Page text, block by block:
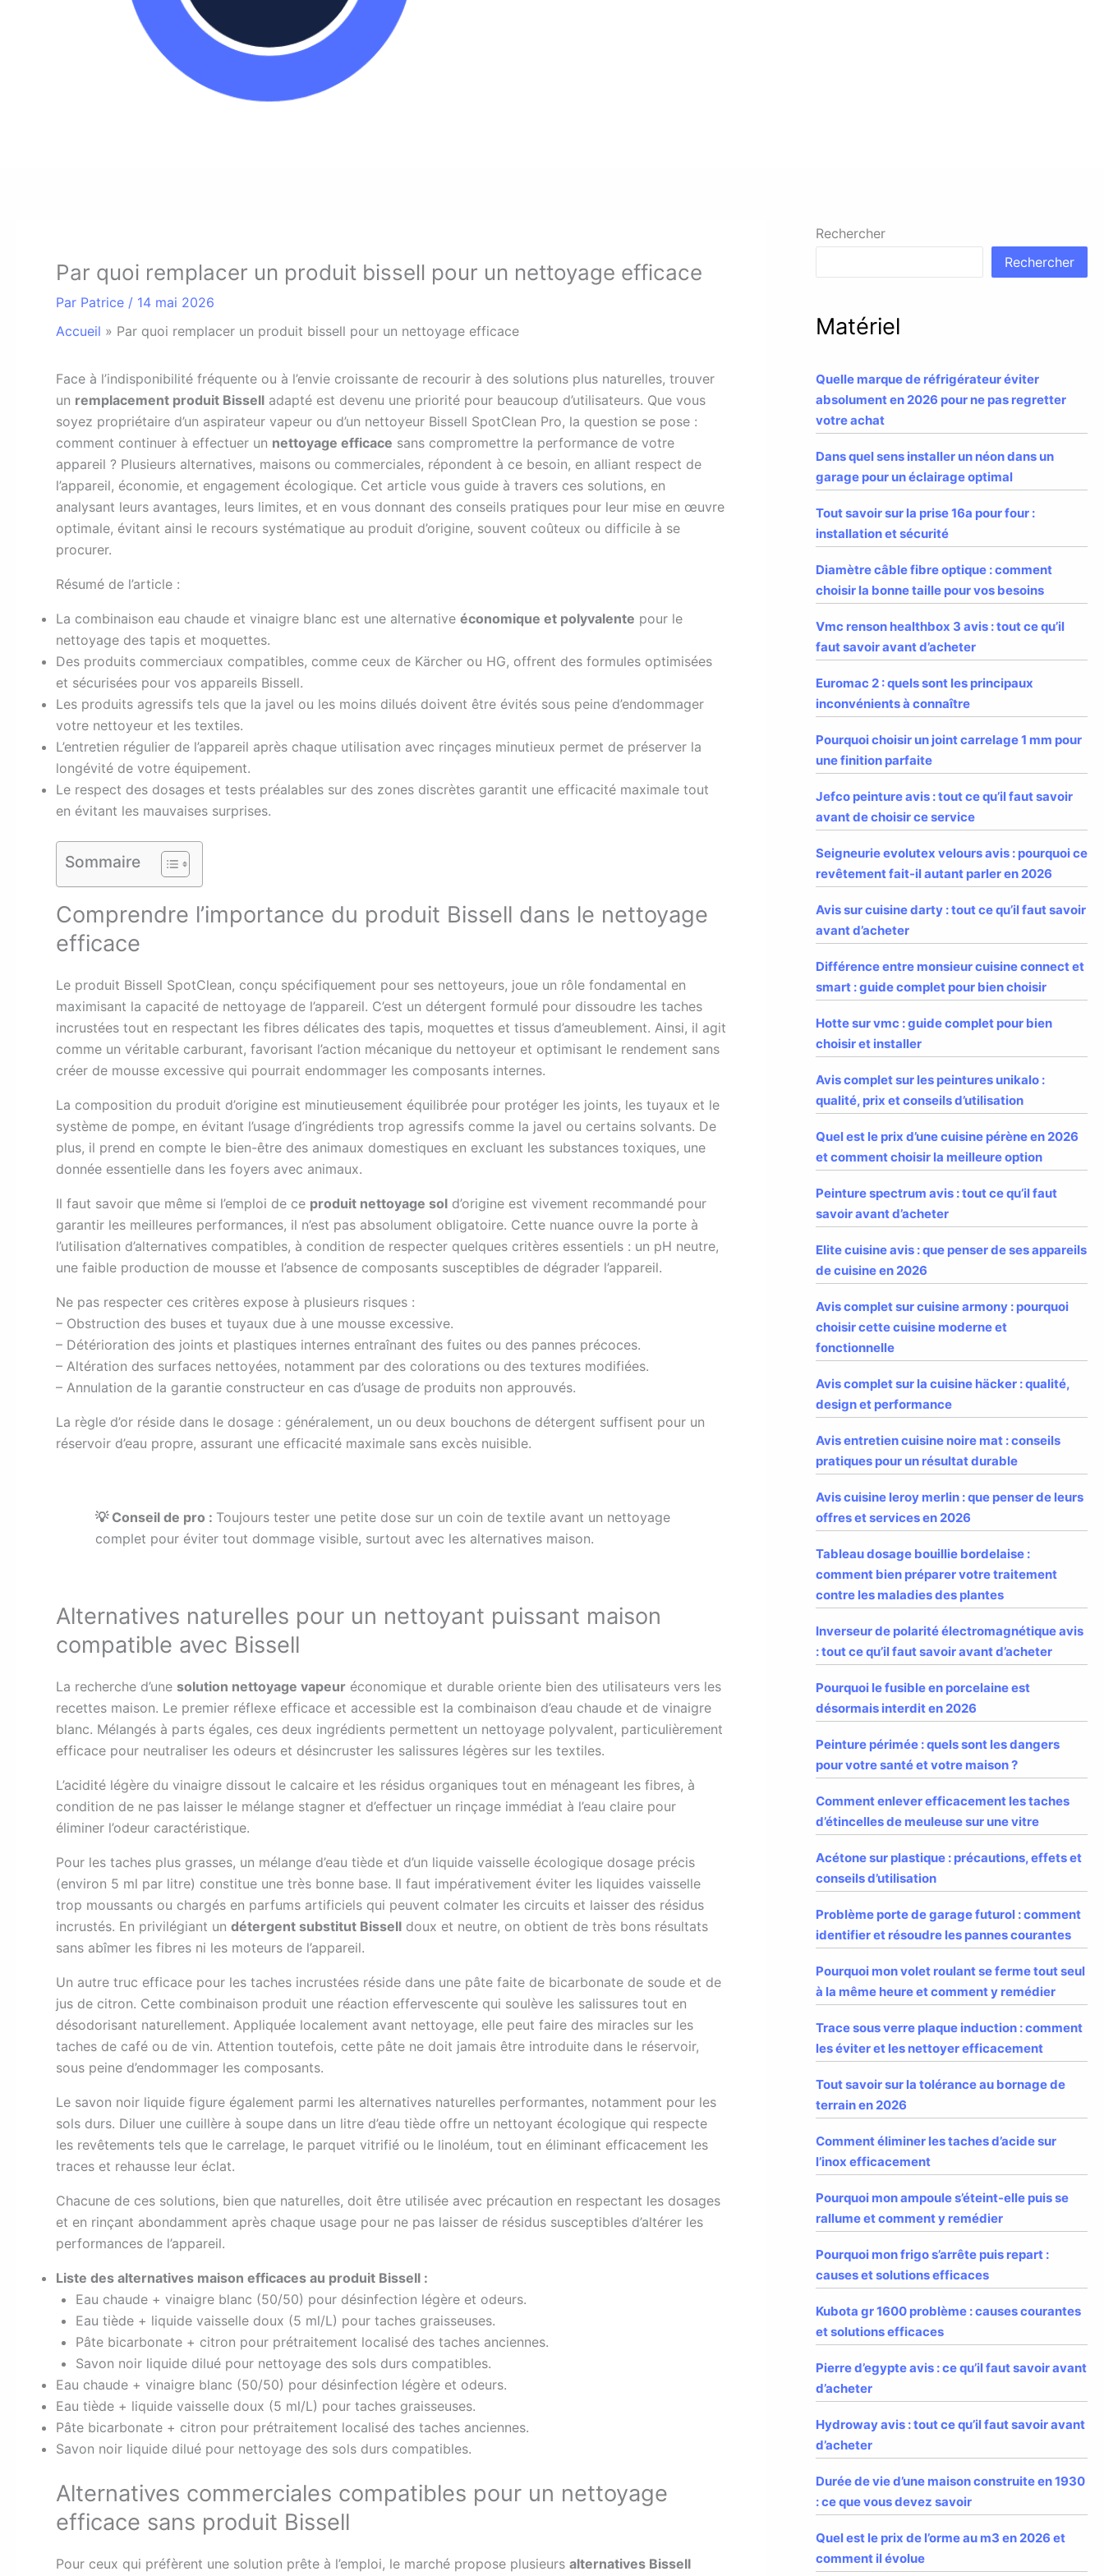
Par quoi remplacer un produit bissell pour un nettoyage efficace
Par Patrice / 14 mai 2026
Accueil » Par quoi remplacer un produit bissell pour un nettoyage efficace
Face à l’indisponibilité fréquente ou à l’envie croissante de recourir à des solutions plus naturelles, trouver
un remplacement produit Bissell adapté est devenu une priorité pour beaucoup d’utilisateurs. Que vous
soyez propriétaire d’un aspirateur vapeur ou d’un nettoyeur Bissell SpotClean Pro, la question se pose :
comment continuer à effectuer un nettoyage efficace sans compromettre la performance de votre
appareil ? Plusieurs alternatives, maisons ou commerciales, répondent à ce besoin, en alliant respect de
l’appareil, économie, et engagement écologique. Cet article vous guide à travers ces solutions, en
analysant leurs avantages, leurs limites, et en vous donnant des conseils pratiques pour leur mise en œuvre
optimale, évitant ainsi le recours systématique au produit d’origine, souvent coûteux ou difficile à se
procurer.
Résumé de l’article :
La combinaison eau chaude et vinaigre blanc est une alternative économique et polyvalente pour le
nettoyage des tapis et moquettes.
Des produits commerciaux compatibles, comme ceux de Kärcher ou HG, offrent des formules optimisées
et sécurisées pour vos appareils Bissell.
Les produits agressifs tels que la javel ou les moins dilués doivent être évités sous peine d’endommager
votre nettoyeur et les textiles.
L’entretien régulier de l’appareil après chaque utilisation avec rinçages minutieux permet de préserver la
longévité de votre équipement.
Le respect des dosages et tests préalables sur des zones discrètes garantit une efficacité maximale tout
en évitant les mauvaises surprises.
Sommaire
Comprendre l’importance du produit Bissell dans le nettoyage
efficace
Le produit Bissell SpotClean, conçu spécifiquement pour ses nettoyeurs, joue un rôle fondamental en
maximisant la capacité de nettoyage de l’appareil. C’est un détergent formulé pour dissoudre les taches
incrustées tout en respectant les fibres délicates des tapis, moquettes et tissus d’ameublement. Ainsi, il agit
comme un véritable carburant, favorisant l’action mécanique du nettoyeur et optimisant le rendement sans
créer de mousse excessive qui pourrait endommager les composants internes.
La composition du produit d’origine est minutieusement équilibrée pour protéger les joints, les tuyaux et le
système de pompe, en évitant l’usage d’ingrédients trop agressifs comme la javel ou certains solvants. De
plus, il prend en compte le bien-être des animaux domestiques en excluant les substances toxiques, une
donnée essentielle dans les foyers avec animaux.
Il faut savoir que même si l’emploi de ce produit nettoyage sol d’origine est vivement recommandé pour
garantir les meilleures performances, il n’est pas absolument obligatoire. Cette nuance ouvre la porte à
l’utilisation d’alternatives compatibles, à condition de respecter quelques critères essentiels : un pH neutre,
une faible production de mousse et l’absence de composants susceptibles de dégrader l’appareil.
Ne pas respecter ces critères expose à plusieurs risques :
– Obstruction des buses et tuyaux due à une mousse excessive.
– Détérioration des joints et plastiques internes entraînant des fuites ou des pannes précoces.
– Altération des surfaces nettoyées, notamment par des colorations ou des textures modifiées.
– Annulation de la garantie constructeur en cas d’usage de produits non approuvés.
La règle d’or réside dans le dosage : généralement, un ou deux bouchons de détergent suffisent pour un
réservoir d’eau propre, assurant une efficacité maximale sans excès nuisible.
💡 Conseil de pro : Toujours tester une petite dose sur un coin de textile avant un nettoyage
complet pour éviter tout dommage visible, surtout avec les alternatives maison.
Alternatives naturelles pour un nettoyant puissant maison
compatible avec Bissell
La recherche d’une solution nettoyage vapeur économique et durable oriente bien des utilisateurs vers les
recettes maison. Le premier réflexe efficace et accessible est la combinaison d’eau chaude et de vinaigre
blanc. Mélangés à parts égales, ces deux ingrédients permettent un nettoyage polyvalent, particulièrement
efficace pour neutraliser les odeurs et désincruster les salissures légères sur les textiles.
L’acidité légère du vinaigre dissout le calcaire et les résidus organiques tout en ménageant les fibres, à
condition de ne pas laisser le mélange stagner et d’effectuer un rinçage immédiat à l’eau claire pour
éliminer l’odeur caractéristique.
Pour les taches plus grasses, un mélange d’eau tiède et d’un liquide vaisselle écologique dosage précis
(environ 5 ml par litre) constitue une très bonne base. Il faut impérativement éviter les liquides vaisselle
trop moussants ou chargés en parfums artificiels qui peuvent colmater les circuits et laisser des résidus
incrustés. En privilégiant un détergent substitut Bissell doux et neutre, on obtient de très bons résultats
sans abîmer les fibres ni les moteurs de l’appareil.
Un autre truc efficace pour les taches incrustées réside dans une pâte faite de bicarbonate de soude et de
jus de citron. Cette combinaison produit une réaction effervescente qui soulève les salissures tout en
désodorisant naturellement. Appliquée localement avant nettoyage, elle peut faire des miracles sur les
taches de café ou de vin. Attention toutefois, cette pâte ne doit jamais être introduite dans le réservoir,
sous peine d’endommager les composants.
Le savon noir liquide figure également parmi les alternatives naturelles performantes, notamment pour les
sols durs. Diluer une cuillère à soupe dans un litre d’eau tiède offre un nettoyant écologique qui respecte
les revêtements tels que le carrelage, le parquet vitrifié ou le linoléum, tout en éliminant efficacement les
traces et rehausse leur éclat.
Chacune de ces solutions, bien que naturelles, doit être utilisée avec précaution en respectant les dosages
et en rinçant abondamment après chaque usage pour ne pas laisser de résidus susceptibles d’altérer les
performances de l’appareil.
Liste des alternatives maison efficaces au produit Bissell :
Eau chaude + vinaigre blanc (50/50) pour désinfection légère et odeurs.
Eau tiède + liquide vaisselle doux (5 ml/L) pour taches graisseuses.
Pâte bicarbonate + citron pour prétraitement localisé des taches anciennes.
Savon noir liquide dilué pour nettoyage des sols durs compatibles.
Eau chaude + vinaigre blanc (50/50) pour désinfection légère et odeurs.
Eau tiède + liquide vaisselle doux (5 ml/L) pour taches graisseuses.
Pâte bicarbonate + citron pour prétraitement localisé des taches anciennes.
Savon noir liquide dilué pour nettoyage des sols durs compatibles.
Alternatives commerciales compatibles pour un nettoyage
efficace sans produit Bissell
Pour ceux qui préfèrent une solution prête à l’emploi, le marché propose plusieurs alternatives Bissell
Rechercher
Rechercher
Matériel
Quelle marque de réfrigérateur éviter
absolument en 2026 pour ne pas regretter
votre achat
Dans quel sens installer un néon dans un
garage pour un éclairage optimal
Tout savoir sur la prise 16a pour four :
installation et sécurité
Diamètre câble fibre optique : comment
choisir la bonne taille pour vos besoins
Vmc renson healthbox 3 avis : tout ce qu’il
faut savoir avant d’acheter
Euromac 2 : quels sont les principaux
inconvénients à connaître
Pourquoi choisir un joint carrelage 1 mm pour
une finition parfaite
Jefco peinture avis : tout ce qu’il faut savoir
avant de choisir ce service
Seigneurie evolutex velours avis : pourquoi ce
revêtement fait-il autant parler en 2026
Avis sur cuisine darty : tout ce qu’il faut savoir
avant d’acheter
Différence entre monsieur cuisine connect et
smart : guide complet pour bien choisir
Hotte sur vmc : guide complet pour bien
choisir et installer
Avis complet sur les peintures unikalo :
qualité, prix et conseils d’utilisation
Quel est le prix d’une cuisine pérène en 2026
et comment choisir la meilleure option
Peinture spectrum avis : tout ce qu’il faut
savoir avant d’acheter
Elite cuisine avis : que penser de ses appareils
de cuisine en 2026
Avis complet sur cuisine armony : pourquoi
choisir cette cuisine moderne et
fonctionnelle
Avis complet sur la cuisine häcker : qualité,
design et performance
Avis entretien cuisine noire mat : conseils
pratiques pour un résultat durable
Avis cuisine leroy merlin : que penser de leurs
offres et services en 2026
Tableau dosage bouillie bordelaise :
comment bien préparer votre traitement
contre les maladies des plantes
Inverseur de polarité électromagnétique avis
: tout ce qu’il faut savoir avant d’acheter
Pourquoi le fusible en porcelaine est
désormais interdit en 2026
Peinture périmée : quels sont les dangers
pour votre santé et votre maison ?
Comment enlever efficacement les taches
d’étincelles de meuleuse sur une vitre
Acétone sur plastique : précautions, effets et
conseils d’utilisation
Problème porte de garage futurol : comment
identifier et résoudre les pannes courantes
Pourquoi mon volet roulant se ferme tout seul
à la même heure et comment y remédier
Trace sous verre plaque induction : comment
les éviter et les nettoyer efficacement
Tout savoir sur la tolérance au bornage de
terrain en 2026
Comment éliminer les taches d’acide sur
l’inox efficacement
Pourquoi mon ampoule s’éteint-elle puis se
rallume et comment y remédier
Pourquoi mon frigo s’arrête puis repart :
causes et solutions efficaces
Kubota gr 1600 problème : causes courantes
et solutions efficaces
Pierre d’egypte avis : ce qu’il faut savoir avant
d’acheter
Hydroway avis : tout ce qu’il faut savoir avant
d’acheter
Durée de vie d’une maison construite en 1930
: ce que vous devez savoir
Quel est le prix de l’orme au m3 en 2026 et
comment il évolue